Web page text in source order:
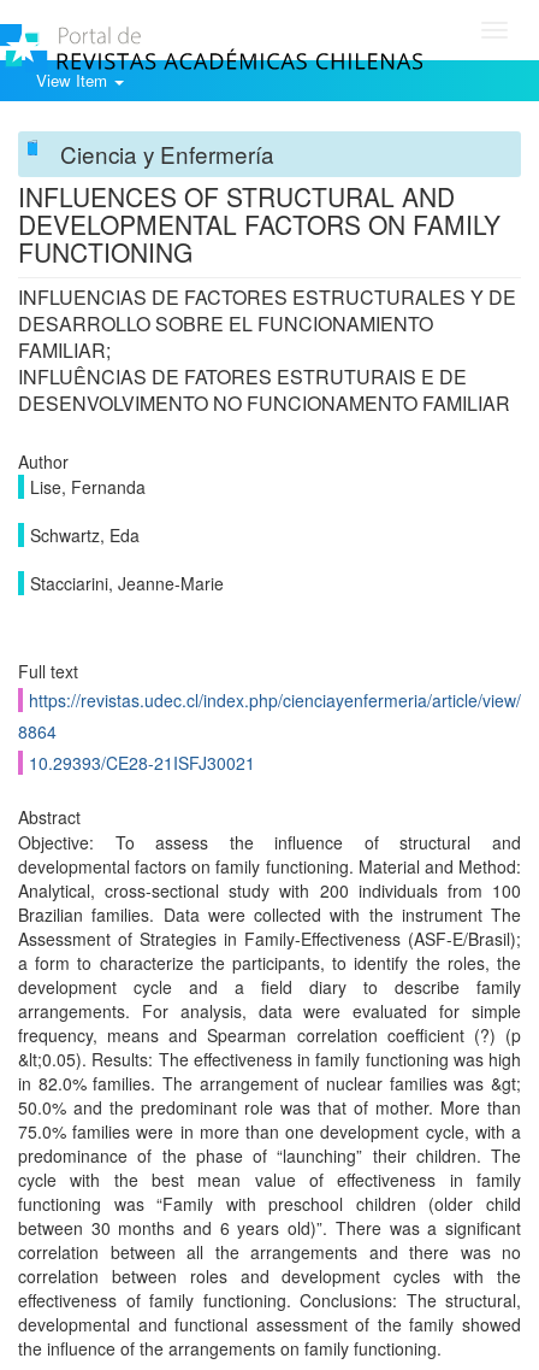
View Item
Ciencia y Enfermería
INFLUENCES OF STRUCTURAL AND
DEVELOPMENTAL FACTORS ON FAMILY
FUNCTIONING
INFLUENCIAS DE FACTORES ESTRUCTURALES Y DE
DESARROLLO SOBRE EL FUNCIONAMIENTO
FAMILIAR;
INFLUÊNCIAS DE FATORES ESTRUTURAIS E DE
DESENVOLVIMENTO NO FUNCIONAMENTO FAMILIAR
Author
Lise, Fernanda
Schwartz, Eda
Stacciarini, Jeanne-Marie
Full text
https://revistas.udec.cl/index.php/cienciayenfermeria/article/view/
8864
10.29393/CE28-21ISFJ30021
Abstract
Objective: To assess the influence of structural and
developmental factors on family functioning. Material and Method:
Analytical, cross-sectional study with 200 individuals from 100
Brazilian families. Data were collected with the instrument The
Assessment of Strategies in Family-Effectiveness (ASF-E/Brasil);
a form to characterize the participants, to identify the roles, the
development cycle and a field diary to describe family
arrangements. For analysis, data were evaluated for simple
frequency, means and Spearman correlation coefficient (?) (p
&lt;0.05). Results: The effectiveness in family functioning was high
in 82.0% families. The arrangement of nuclear families was &gt;
50.0% and the predominant role was that of mother. More than
75.0% families were in more than one development cycle, with a
predominance of the phase of “launching” their children. The
cycle with the best mean value of effectiveness in family
functioning was “Family with preschool children (older child
between 30 months and 6 years old)”. There was a significant
correlation between all the arrangements and there was no
correlation between roles and development cycles with the
effectiveness of family functioning. Conclusions: The structural,
developmental and functional assessment of the family showed
the influence of the arrangements on family functioning.